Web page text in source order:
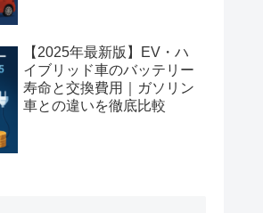
【2025年最新版】EV・ハ
イブリッド車のバッテリー
寿命と交換費用｜ガソリン
車との違いを徹底比較